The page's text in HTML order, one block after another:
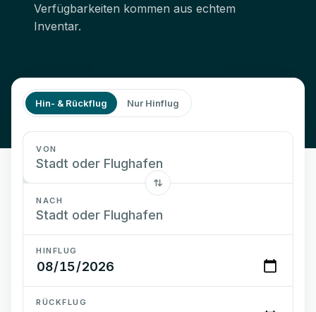
Verfügbarkeiten kommen aus echtem
Inventar.
Hin- & Rückflug Nur Hinflug
VON
NACH
HINFLUG
RÜCKFLUG